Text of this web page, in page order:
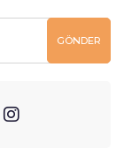
GÖNDER